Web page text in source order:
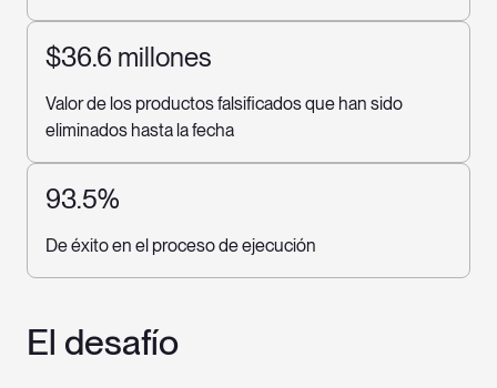
$36.6 millones
Valor de los productos falsificados que han sido
eliminados hasta la fecha
93.5%
De éxito en el proceso de ejecución
El desafío